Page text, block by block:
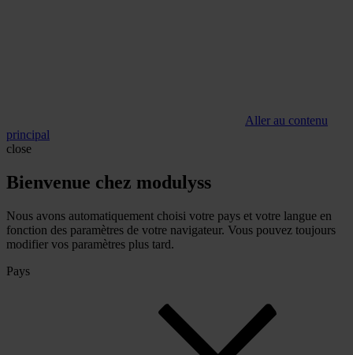
Aller au contenu
principal
close
Bienvenue chez modulyss
Nous avons automatiquement choisi votre pays et votre langue en
fonction des paramètres de votre navigateur. Vous pouvez toujours
modifier vos paramètres plus tard.
Pays